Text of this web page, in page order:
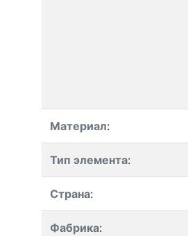
Материал:
Тип элемента:
Страна:
Фабрика: